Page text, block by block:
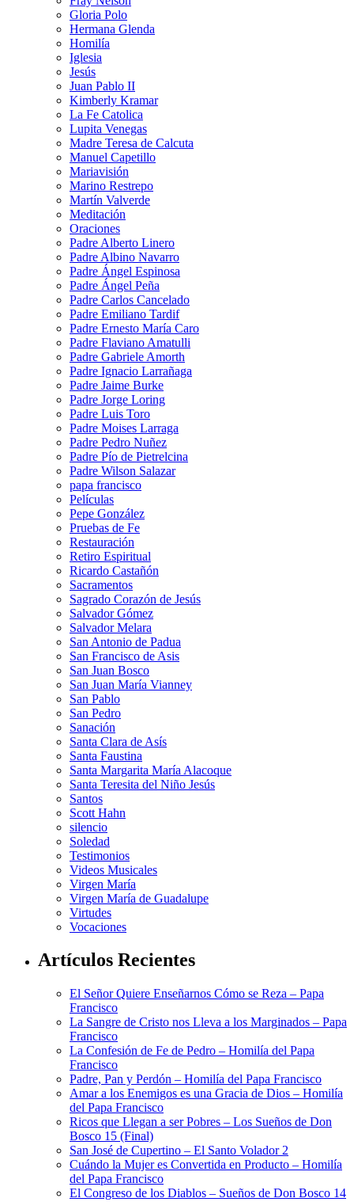
Gloria Polo
Hermana Glenda
Homilía
Iglesia
Jesús
Juan Pablo II
Kimberly Kramar
La Fe Catolica
Lupita Venegas
Madre Teresa de Calcuta
Manuel Capetillo
Mariavisión
Marino Restrepo
Martín Valverde
Meditación
Oraciones
Padre Alberto Linero
Padre Albino Navarro
Padre Ángel Espinosa
Padre Ángel Peña
Padre Carlos Cancelado
Padre Emiliano Tardif
Padre Ernesto María Caro
Padre Flaviano Amatulli
Padre Gabriele Amorth
Padre Ignacio Larrañaga
Padre Jaime Burke
Padre Jorge Loring
Padre Luis Toro
Padre Moises Larraga
Padre Pedro Nuñez
Padre Pío de Pietrelcina
Padre Wilson Salazar
papa francisco
Películas
Pepe González
Pruebas de Fe
Restauración
Retiro Espiritual
Ricardo Castañón
Sacramentos
Sagrado Corazón de Jesús
Salvador Gómez
Salvador Melara
San Antonio de Padua
San Francisco de Asis
San Juan Bosco
San Juan María Vianney
San Pablo
San Pedro
Sanación
Santa Clara de Asís
Santa Faustina
Santa Margarita María Alacoque
Santa Teresita del Niño Jesús
Santos
Scott Hahn
silencio
Soledad
Testimonios
Videos Musicales
Virgen María
Virgen María de Guadalupe
Virtudes
Vocaciones
Artículos Recientes
El Señor Quiere Enseñarnos Cómo se Reza – Papa
Francisco
La Sangre de Cristo nos Lleva a los Marginados – Papa
Francisco
La Confesión de Fe de Pedro – Homilía del Papa
Francisco
Padre, Pan y Perdón – Homilía del Papa Francisco
Amar a los Enemigos es una Gracia de Dios – Homilía
del Papa Francisco
Ricos que Llegan a ser Pobres – Los Sueños de Don
Bosco 15 (Final)
San José de Cupertino – El Santo Volador 2
Cuándo la Mujer es Convertida en Producto – Homilía
del Papa Francisco
El Congreso de los Diablos – Sueños de Don Bosco 14